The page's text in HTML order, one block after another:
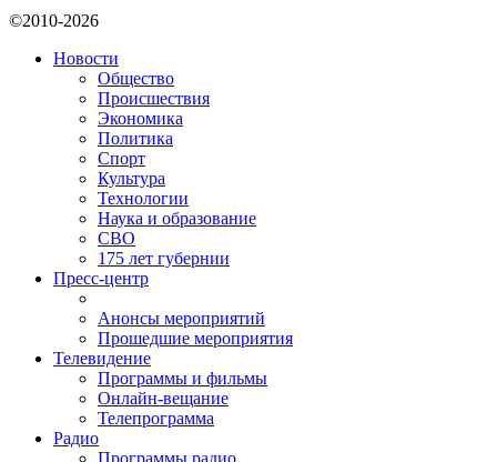
©2010-2026
Новости
Общество
Происшествия
Экономика
Политика
Спорт
Культура
Технологии
Наука и образование
СВО
175 лет губернии
Пресс-центр
Анонсы мероприятий
Прошедшие мероприятия
Телевидение
Программы и фильмы
Онлайн-вещание
Телепрограмма
Радио